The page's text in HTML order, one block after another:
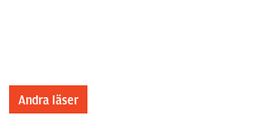
Andra läser